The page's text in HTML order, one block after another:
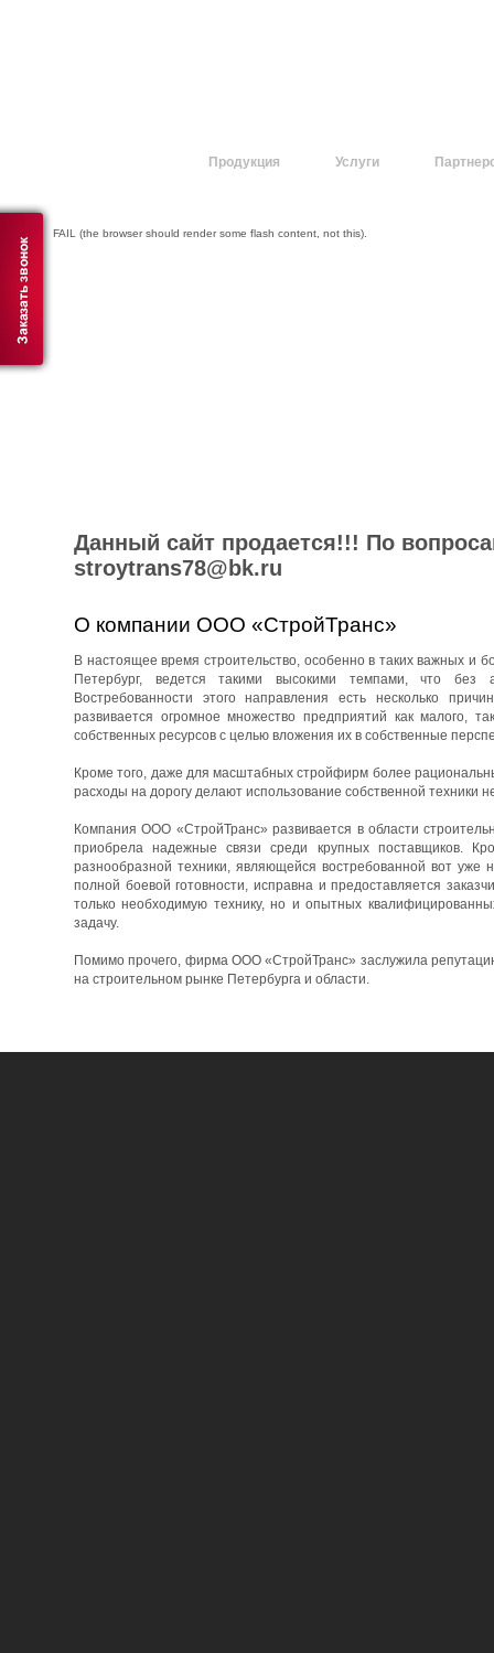
Продукция Услуги
FAIL (the browser should render some flash content, not this).
Данный сайт продается!!! По
stroytrans78@bk.ru
О компании ООО «СтройТранс»
В настоящее время строительство, особенно в таких важных и
Петербург, ведется такими высокими темпами, что без
Востребованности этого направления есть несколько
развивается огромное множество предприятий как малого,
собственных ресурсов с целью вложения их в собственные
Кроме того, даже для масштабных стройфирм более
расходы на дорогу делают использование собственной техники
Компания ООО «СтройТранс» развивается в области
приобрела надежные связи среди крупных поставщиков.
разнообразной техники, являющейся востребованной вот уже
полной боевой готовности, исправна и предоставляется
только необходимую технику, но и опытных
задачу.
Помимо прочего, фирма ООО «СтройТранс» заслужила
на строительном рынке Петербурга и области.